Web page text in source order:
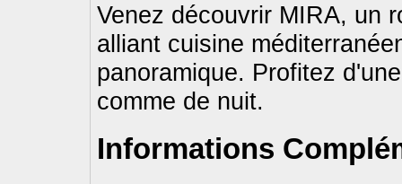
Venez découvrir MIRA, un
alliant cuisine
panoramique. Profitez
comme de nuit.
Informations